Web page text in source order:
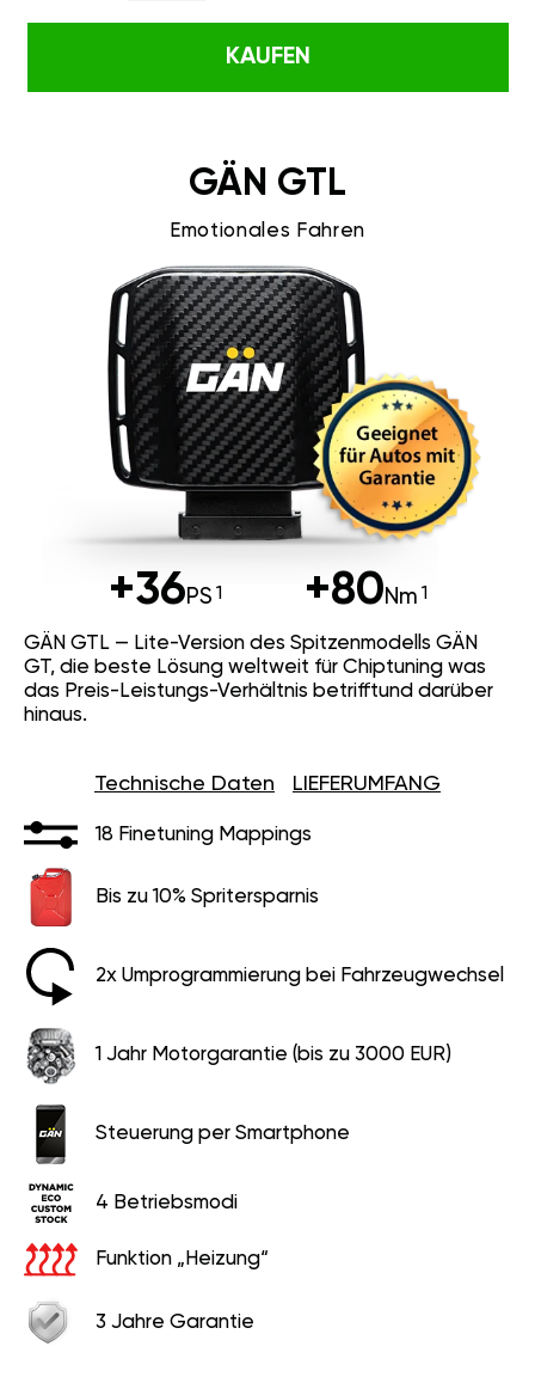
KAUFEN
GÄN GTL
Emotionales Fahren
+36PS +80Nm
GÄN GTL — Lite-Version des Spitzenmodells GÄN
GT, die beste Lösung weltweit für Chiptuning was
das Preis-Leistungs-Verhältnis betrifftund darüber
hinaus.
Technische Daten LIEFERUMFANG
18 Finetuning Mappings
Bis zu 10% Spritersparnis
2x Umprogrammierung bei Fahrzeugwechsel
1 Jahr Motorgarantie (bis zu 3000 EUR)
Steuerung per Smartphone
4 Betriebsmodi
Funktion „Heizung“
3 Jahre Garantie